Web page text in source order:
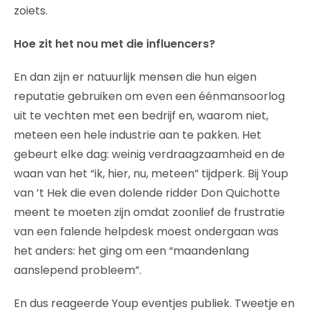
zoiets.
Hoe zit het nou met die influencers?
En dan zijn er natuurlijk mensen die hun eigen
reputatie gebruiken om even een éénmansoorlog
uit te vechten met een bedrijf en, waarom niet,
meteen een hele industrie aan te pakken. Het
gebeurt elke dag: weinig verdraagzaamheid en de
waan van het “ik, hier, nu, meteen” tijdperk. Bij Youp
van ’t Hek die even dolende ridder Don Quichotte
meent te moeten zijn omdat zoonlief de frustratie
van een falende helpdesk moest ondergaan was
het anders: het ging om een “maandenlang
aanslepend probleem”.
En dus reageerde Youp eventjes publiek. Tweetje en